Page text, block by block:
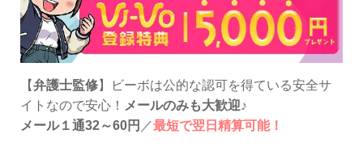
【弁護士監修】ビーボは公的な認可を得ている安全サ
イトなので安心！ メールのみも大歓迎♪
メール１通32～60円 ／最短で翌日精算可能！